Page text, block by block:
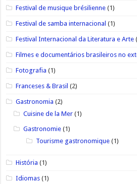
Festival de musique brésilienne (1)
Festival de samba internacional (1)
Festival Internacional da Literatura e Arte
Filmes e documentários brasileiros no
Fotografia (1)
Franceses & Brasil (2)
Gastronomia (2)
Cuisine de la Mer (1)
Gastronomie (1)
Tourisme gastronomique (1)
História (1)
Idiomas (1)